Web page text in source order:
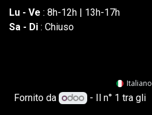
Lu - Ve : 8h-12h | 13h-17h
Sa - Di : Chiuso
Italiano
Fornito da - Il n° 1 tra gli